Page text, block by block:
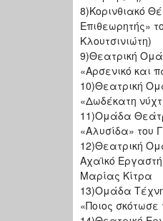
8)Κορινθιακό
Επιθεωρητής»
Κλουτσινιώτη)
9)Θεατρική
«Αρσενικό και
10)Θεατρική
«Δωδέκατη
11)Ομάδα
«Αλυσίδα» του
12)Θεατρική
Αχαϊκό
Μαρίας Κίτρα
13)Ομάδα
«Ποιος